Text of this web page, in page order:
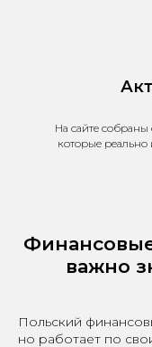
На сайте
которые
важно
Польский
но работает по